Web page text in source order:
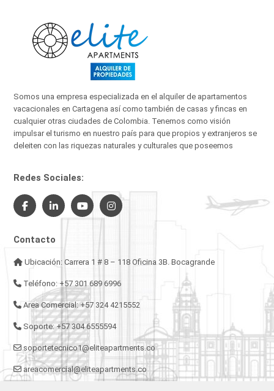
Somos una empresa especializada en el alquiler de apartamentos
vacacionales en Cartagena así como también de casas y fincas en
cualquier otras ciudades de Colombia. Tenemos como visión
impulsar el turismo en nuestro país para que propios y extranjeros se
deleiten con las riquezas naturales y culturales que poseemos
Redes Sociales:
Contacto
Ubicación: Carrera 1 # 8 – 118 Oficina 3B. Bocagrande
Teléfono: +57 301 689 6996
Area Comercial: +57 324 4215552
Soporte: +57 304 6555594
soportetecnico1@eliteapartments.co
areacomercial@eliteapartments.co